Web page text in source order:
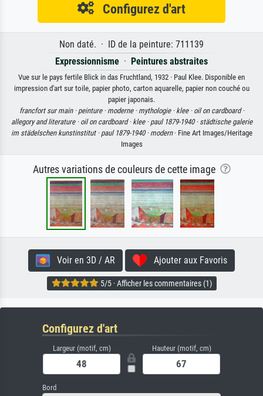
Configurez d'art
Non daté. · ID de la peinture: 711139
Expressionnisme · Peintures abstraites
Vue sur le pays fertile Blick in das Fruchtland, 1932 · Paul Klee. Disponible en
impression d'art sur toile, papier photo, carton aquarelle, papier non couché ou
papier japonais.
francfort sur main · peinture · moderne · mythologie · klee · oil on cardboard ·
allegory and literature · oil on cardboard · klee · paul 1879-1940 · städtische galerie
im städelschen kunstinstitut · paul 1879-1940 · modern· Fine Art Images/Heritage
Images
Autres variations de couleurs de cette image
Voir en 3D / AR Ajouter aux Favoris
5/5 · Afficher les commentaires (1)
Configurez d'art
Largeur (motif, cm) Hauteur (motif, cm)
Bord